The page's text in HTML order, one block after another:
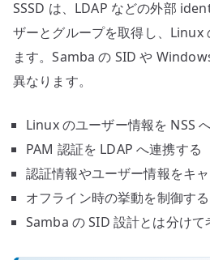
SSSD は、LDAP などの外部
ザーとグループを取得し、Linux
ます。Samba の SID や
異なります。
Linux のユーザー情報を NSS
PAM 認証を LDAP へ連携する
認証情報やユーザー情報をキ
オフライン時の挙動を制御する
Samba の SID 設計とは分けて